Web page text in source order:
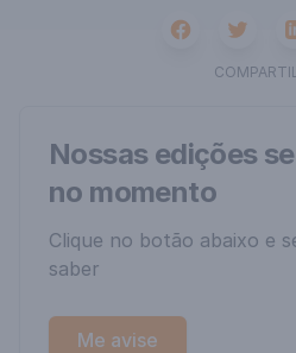
FacebookTwitter
Nossas edições
no momento
Clique no botão abaixo e
saber
Me avise